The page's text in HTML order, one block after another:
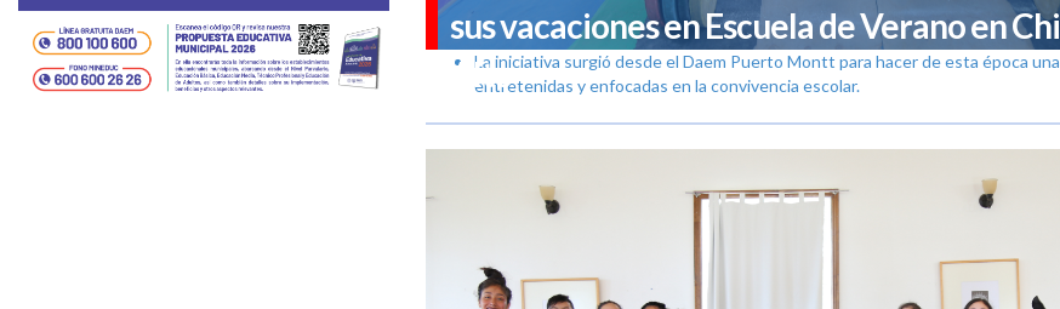
sus vacaciones en Escuela de Verano en
Alto
La iniciativa surgió desde el Daem Puerto Montt para hacer de esta época
entretenidas y enfocadas en la convivencia escolar.